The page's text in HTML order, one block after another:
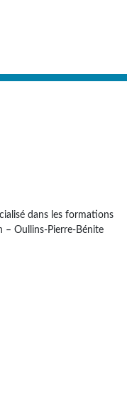
dans les formations
– Oullins-Pierre-Bénite